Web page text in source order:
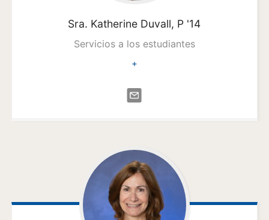
Sra. Katherine Duvall, P '14
Servicios a los estudiantes
+